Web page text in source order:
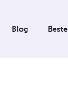
Blog Beste